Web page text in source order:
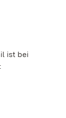
ist bei